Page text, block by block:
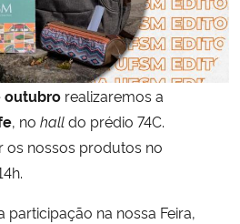
outubrorealizaremos a
, no halldo prédio 74C.
os nossos produtos no
participação na nossa Feira,